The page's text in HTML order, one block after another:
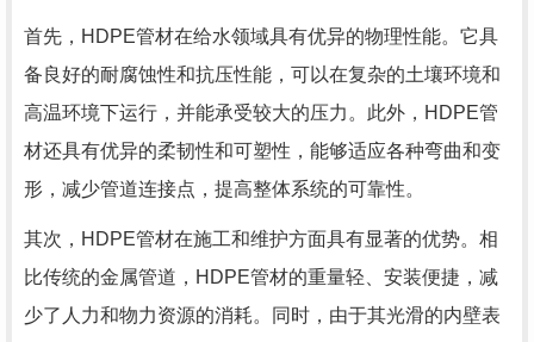
首先，HDPE管材在给水领域具有优异的物理性能。它具
备良好的耐腐蚀性和抗压性能，可以在复杂的土壤环境和
高温环境下运行，并能承受较大的压力。此外，HDPE管
材还具有优异的柔韧性和可塑性，能够适应各种弯曲和变
形，减少管道连接点，提高整体系统的可靠性。
其次，HDPE管材在施工和维护方面具有显著的优势。相
比传统的金属管道，HDPE管材的重量轻、安装便捷，减
少了人力和物力资源的消耗。同时，由于其光滑的内壁表